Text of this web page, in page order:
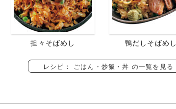
担々そばめし 鴨だしそばめし
レシピ： ごはん・炒飯・丼 の一覧を見る